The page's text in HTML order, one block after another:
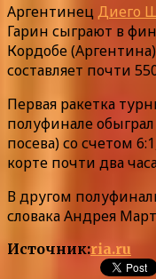
АргентинецДиего
Гарин сыграют в
Кордобе
составляет почти
Первая ракетка
полуфинале
посева) со счетом
корте почти два
В другом
словака Андрея
Источник:ria.ru